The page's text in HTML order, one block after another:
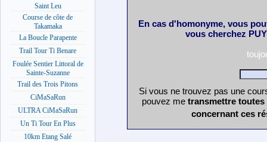
Saint Leu
Course de côte de
Takamaka
La Boucle Parapente
Trail Tour Ti Benare
Foulée Sentier Littoral de
Sainte-Suzanne
Trail des Trois Pitons
CiMaSaRun
ULTRA CiMaSaRun
Un Ti Tour En Plus
10km Etang Salé
En cas d'homonyme, vous
vous cherchez
Si vous ne trouvez pas une
pouvez me transmettre
concernant ces